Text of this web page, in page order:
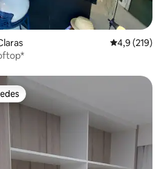
4,9 de uma
4,9 (219)
dos hóspedes